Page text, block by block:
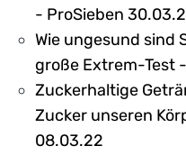
- ProSieben
Wie ungesund sind
große Extrem-Test
Zuckerhaltige
Zucker unseren
08.03.22